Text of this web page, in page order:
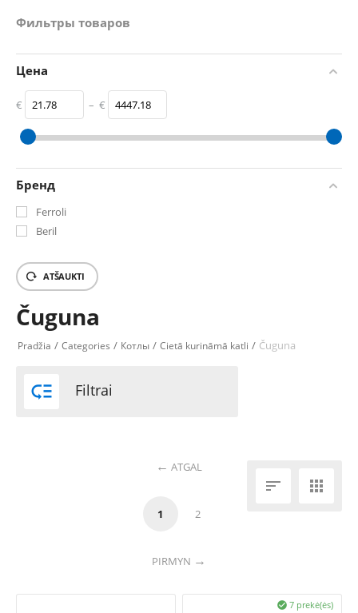
Фильтры товаров
Цена
€ – €
21.78 4447.18
Бренд
Ferroli
Beril
ATŠAUKTI
Čuguna
Pradžia / Categories / Котлы / Cietā kurināmā katli / Čuguna
 Filtrai
ATGAL
1 2
PIRMYN
 
7 prekė(ės)
